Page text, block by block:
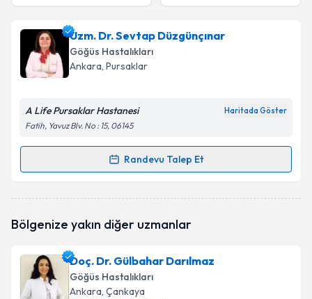
Uzm. Dr. Sevtap Düzgünçınar
Göğüs Hastalıkları
Ankara, Pursaklar
A Life Pursaklar Hastanesi Haritada Göster
Fatih, Yavuz Blv. No : 15, 06145
Randevu Talep Et
Randevu Takvimi Talebi
talebi oluşturun. Size bu uzmandan randevu almanız
bilgilendireceğiz.
E-posta Adresiniz
Bölgenize yakın diğer uzmanlar
Doç. Dr. Gülbahar Darılmaz
Göğüs Hastalıkları
Ankara, Çankaya